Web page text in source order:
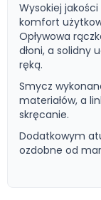
Wysokiej
komfort
Opływowa
dłoni, a solidny
ręką.
Smycz
materiałów, a
skręcanie.
Dodatkowym
ozdobne od